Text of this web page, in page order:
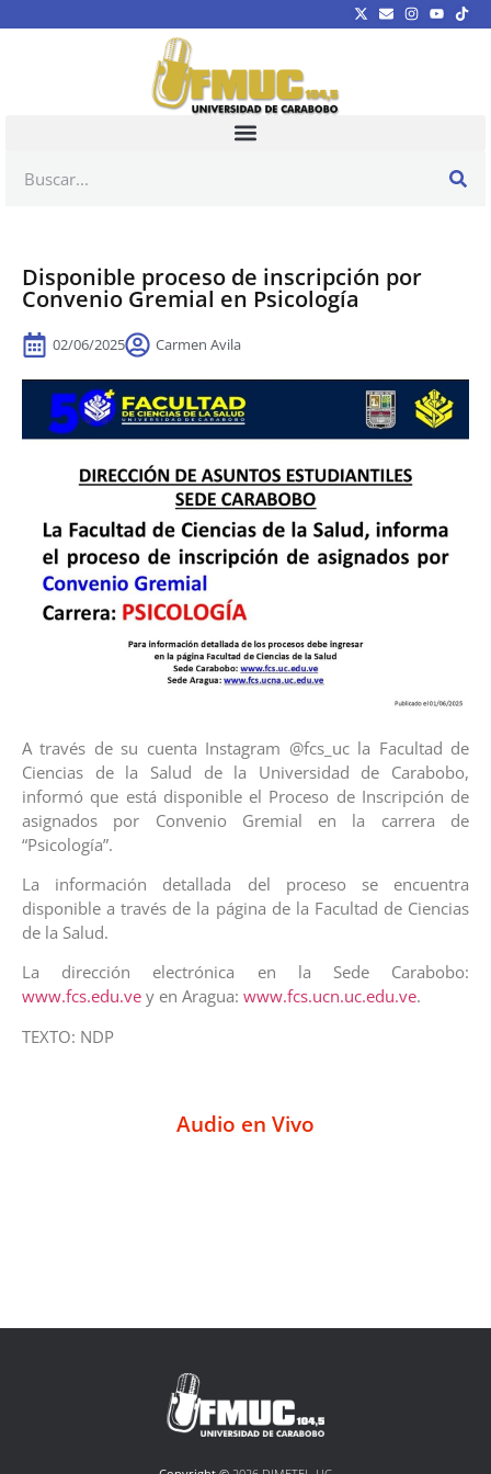
Disponible proceso de inscripción por
Convenio Gremial en Psicología
02/06/2025 Carmen Avila
A través de su cuenta Instagram @fcs_uc la Facultad de
Ciencias de la Salud de la Universidad de Carabobo,
informó que está disponible el Proceso de Inscripción de
asignados por Convenio Gremial en la carrera de
“Psicología”.
La información detallada del proceso se encuentra
disponible a través de la página de la Facultad de Ciencias
de la Salud.
La dirección electrónica en la Sede Carabobo:
www.fcs.edu.ve y en Aragua: www.fcs.ucn.uc.edu.ve.
TEXTO: NDP
Audio en Vivo